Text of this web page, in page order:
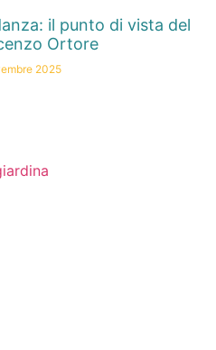
il punto di vista del
Ortore
2025